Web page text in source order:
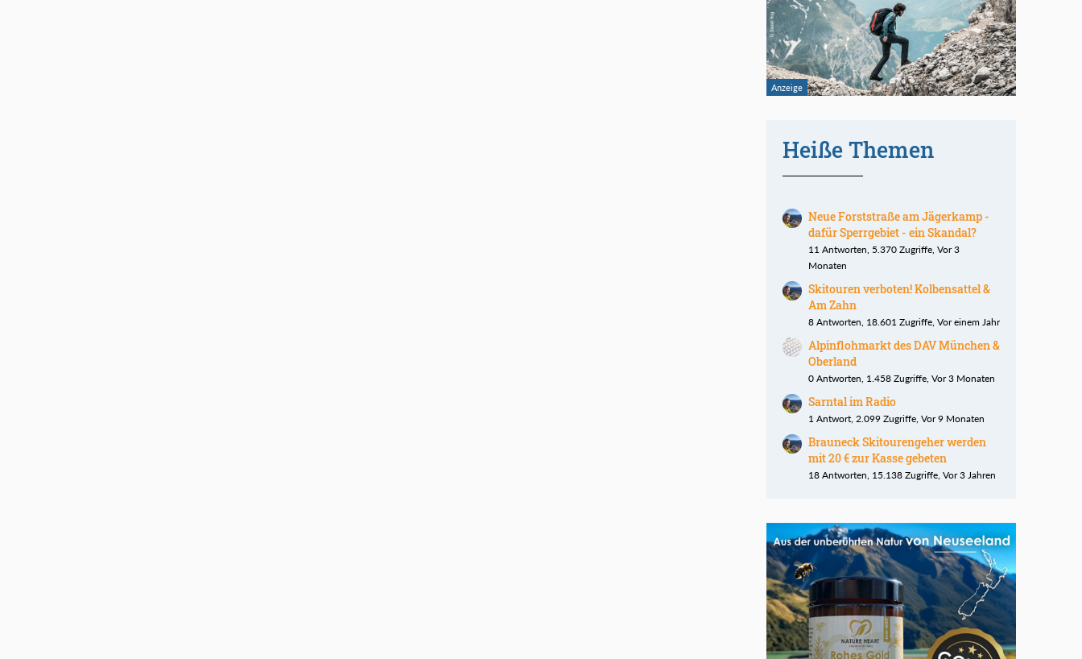
Heiße Themen
Neue Forststraße am Jägerkamp -
dafür Sperrgebiet - ein Skandal?
11 Antworten, 5.370 Zugriffe, Vor 3
Monaten
Skitouren verboten! Kolbensattel &
Am Zahn
8 Antworten, 18.601 Zugriffe, Vor einem Jahr
Alpinflohmarkt des DAV München &
Oberland
0 Antworten, 1.458 Zugriffe, Vor 3 Monaten
Sarntal im Radio
1 Antwort, 2.099 Zugriffe, Vor 9 Monaten
Brauneck Skitourengeher werden
mit 20 € zur Kasse gebeten
18 Antworten, 15.138 Zugriffe, Vor 3 Jahren